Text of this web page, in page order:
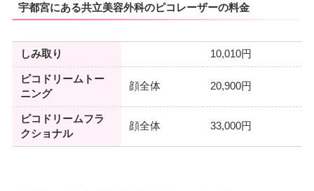
宇都宮にある共立美容外科のピコレーザーの料金
しみ取り 10,010円
ピコドリームトー
ニング
顔全体 20,900円
ピコドリームフラ
クショナル
顔全体 33,000円